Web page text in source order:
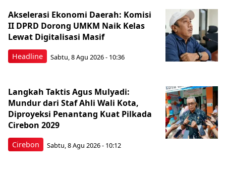
Headline
Akselerasi Ekonomi Daerah: Komisi
II DPRD Dorong UMKM Naik Kelas
Lewat Digitalisasi Masif
Sabtu, 8 Agu 2026 - 10:36
Cirebon
Langkah Taktis Agus Mulyadi:
Mundur dari Staf Ahli Wali Kota,
Diproyeksi Penantang Kuat Pilkada
Cirebon 2029
Sabtu, 8 Agu 2026 - 10:12